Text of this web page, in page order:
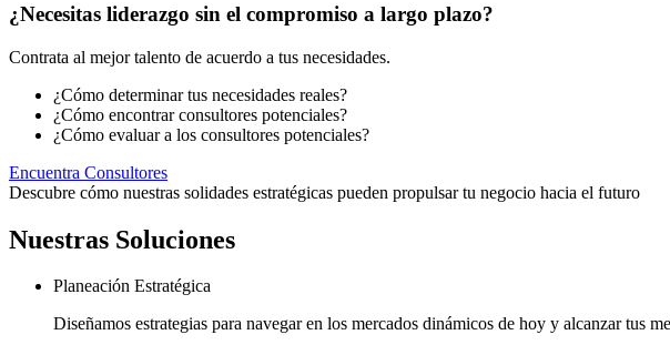
¿Necesitas liderazgo sin el compromiso a largo plazo?
Contrata al mejor talento de acuerdo a tus necesidades.
¿Cómo determinar tus necesidades reales?
¿Cómo encontrar consultores potenciales?
¿Cómo evaluar a los consultores potenciales?
Encuentra Consultores
Descubre cómo nuestras solidades estratégicas pueden propulsar tu negocio hacia el futuro
Nuestras Soluciones
Planeación Estratégica
Diseñamos estrategias para navegar en los mercados dinámicos de hoy y alcanzar tus